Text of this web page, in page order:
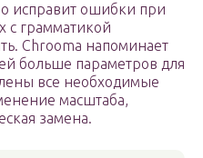
исправит ошибки при
с грамматикой
Chrooma напоминает
больше параметров для
все необходимые
масштаба,
замена.